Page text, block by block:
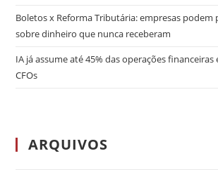
Boletos x Reforma Tributária: empresas podem
sobre dinheiro que nunca receberam
IA já assume até 45% das operações
CFOs
ARQUIVOS